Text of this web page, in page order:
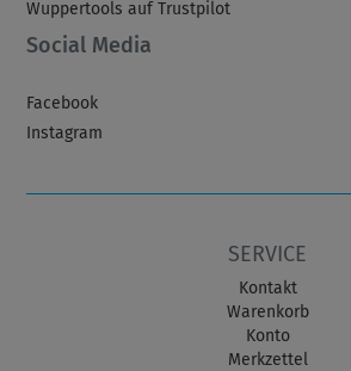
Wuppertools auf Trustpilot
Social Media
Facebook
Instagram
SERVICE
Kontakt
Warenkorb
Konto
Merkzettel